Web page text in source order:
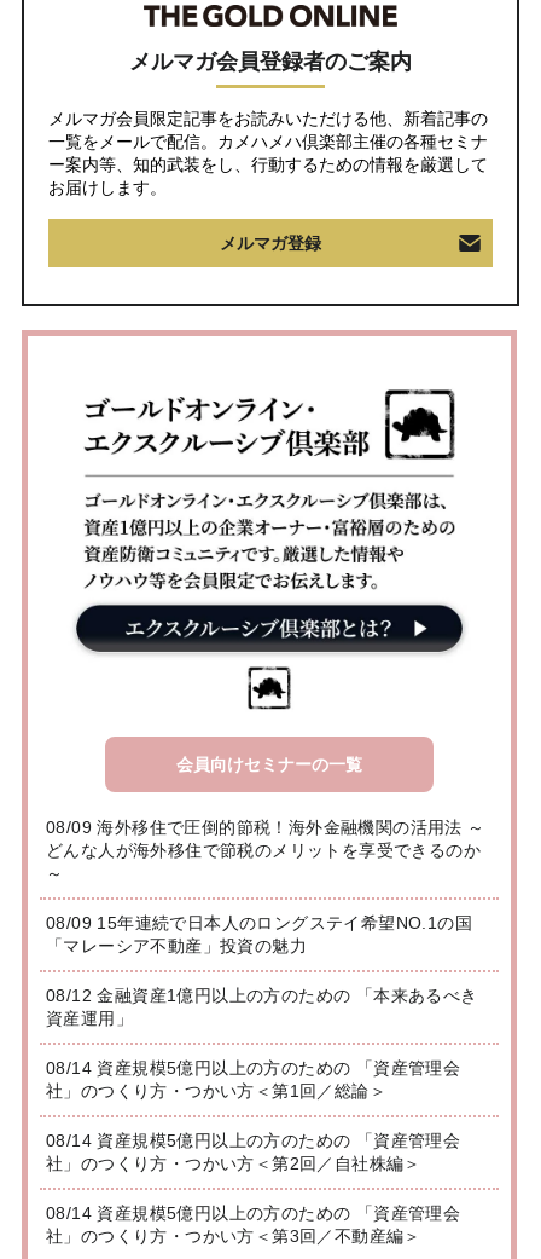
メルマガ会員登録者のご案内
メルマガ会員限定記事をお読みいただける他、新着記事の
一覧をメールで配信。カメハメハ倶楽部主催の各種セミナ
ー案内等、知的武装をし、行動するための情報を厳選して
お届けします。
メルマガ登録
会員向けセミナーの一覧
08/09 海外移住で圧倒的節税！海外金融機関の活用法 ～
どんな人が海外移住で節税のメリットを享受できるのか
～
08/09 15年連続で日本人のロングステイ希望NO.1の国
「マレーシア不動産」投資の魅力
08/12 金融資産1億円以上の方のための 「本来あるべき
資産運用」
08/14 資産規模5億円以上の方のための 「資産管理会
社」のつくり方・つかい方＜第1回／総論＞
08/14 資産規模5億円以上の方のための 「資産管理会
社」のつくり方・つかい方＜第2回／自社株編＞
08/14 資産規模5億円以上の方のための 「資産管理会
社」のつくり方・つかい方＜第3回／不動産編＞